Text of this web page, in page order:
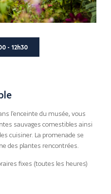
- 12h30
l’enceinte du musée, vous
sauvages comestibles ainsi
cuisiner. La promenade se
des plantes rencontrées.
fixes (toutes les heures)